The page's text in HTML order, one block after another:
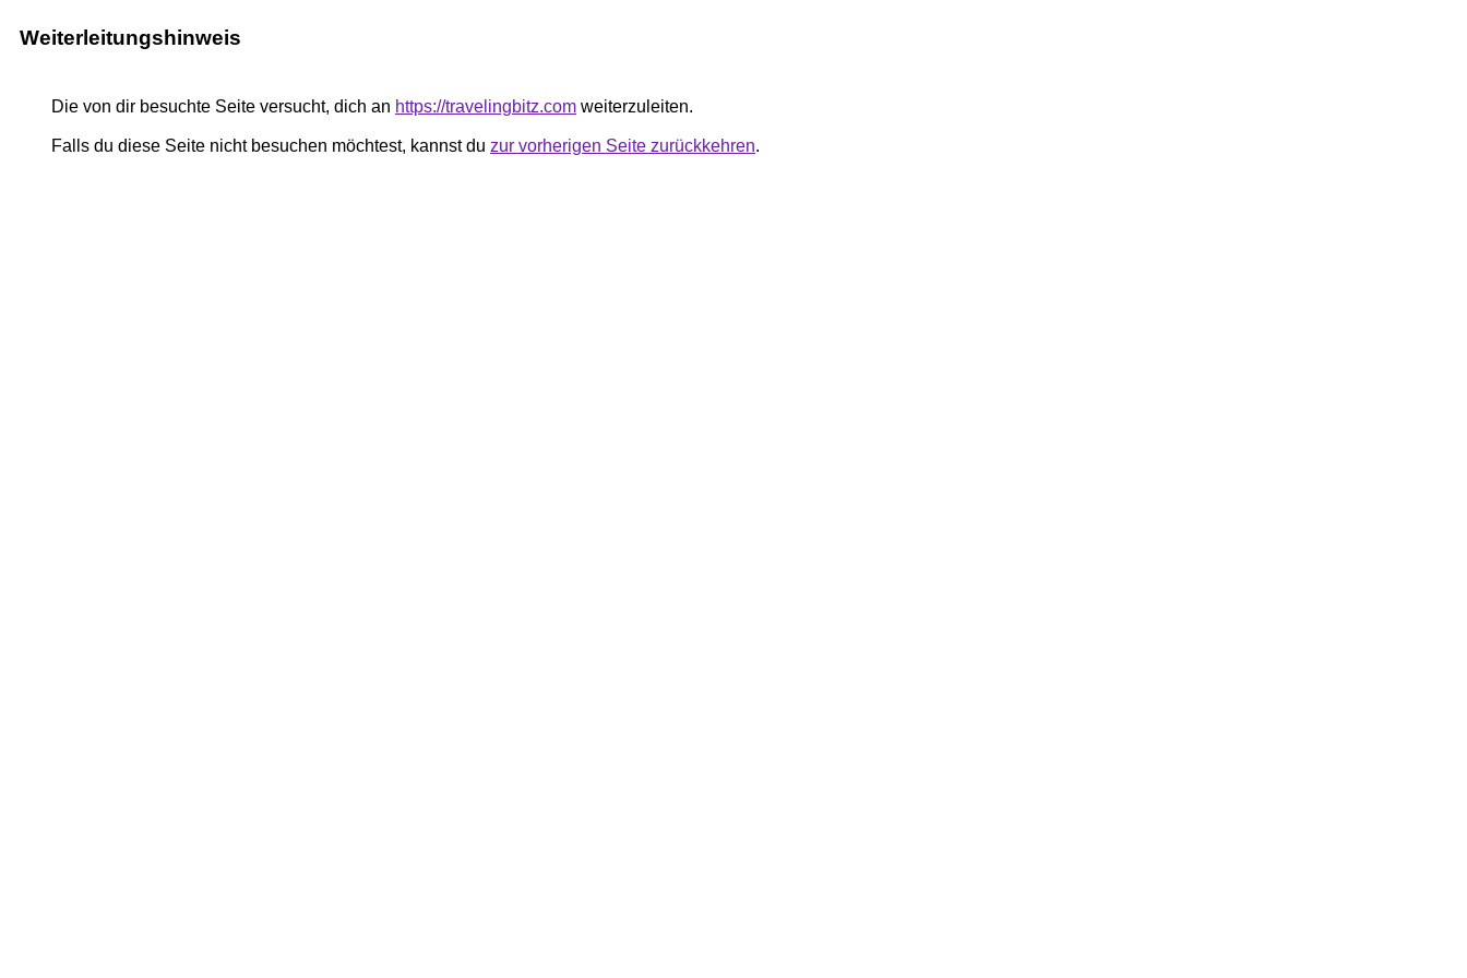
Weiterleitungshinweis
Die von dir besuchte Seite versucht, dich an https://travelingbitz.com weiterzuleiten.
Falls du diese Seite nicht besuchen möchtest, kannst du zur vorherigen Seite zurückkehren.